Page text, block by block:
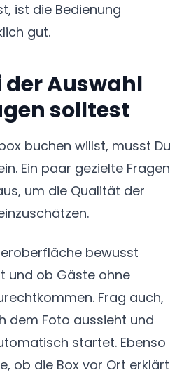
ist die Bedienung
gut.
der Auswahl
solltest
buchen willst, musst Du
Ein paar gezielte Fragen
um die Qualität der
bewusst
und ob Gäste ohne
Frag auch,
dem Foto aussieht und
startet. Ebenso
ob die Box vor Ort erklärt